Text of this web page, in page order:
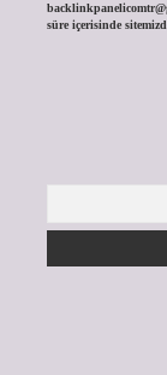
süre içerisinde